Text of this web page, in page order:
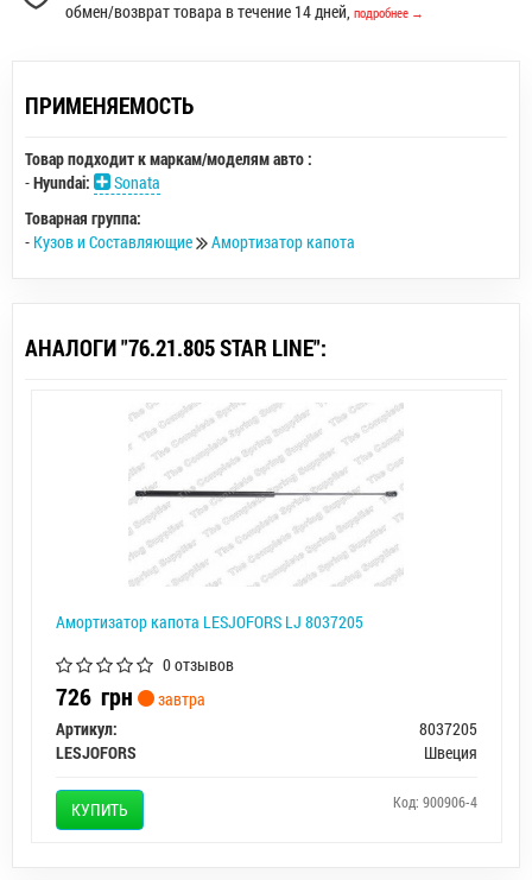
обмен/возврат товара в течение 14 дней, подробнее →
ПРИМЕНЯЕМОСТЬ
Товар подходит к маркам/моделям авто :
-Hyundai:
Sonata
Товарная группа:
- Кузов и Составляющие Амортизатор капота
АНАЛОГИ "76.21.805 STAR LINE":
Амортизатор капота LESJOFORS LJ 8037205
0 отзывов
726 грн
завтра
Артикул:
8037205
LESJOFORS
Швеция
КУПИТЬ Код: 900906-4